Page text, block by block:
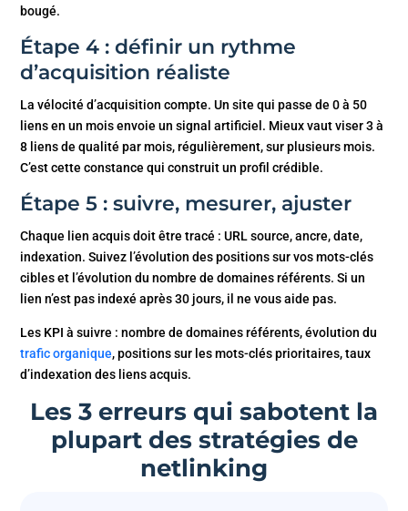
bougé.
Étape 4 : définir un rythme
d’acquisition réaliste
La vélocité d’acquisition compte. Un site qui passe de 0 à 50
liens en un mois envoie un signal artificiel. Mieux vaut viser 3 à
8 liens de qualité par mois, régulièrement, sur plusieurs mois.
C’est cette constance qui construit un profil crédible.
Étape 5 : suivre, mesurer, ajuster
Chaque lien acquis doit être tracé : URL source, ancre, date,
indexation. Suivez l’évolution des positions sur vos mots-clés
cibles et l’évolution du nombre de domaines référents. Si un
lien n’est pas indexé après 30 jours, il ne vous aide pas.
Les KPI à suivre : nombre de domaines référents, évolution du
trafic organique, positions sur les mots-clés prioritaires, taux
d’indexation des liens acquis.
Les 3 erreurs qui sabotent la
plupart des stratégies de
netlinking